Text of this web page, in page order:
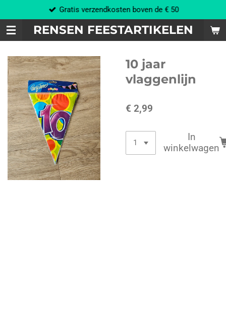
direct
naar
de
hoofdinhoud
RENSEN FEESTARTIKELEN
Gratis verzendkosten boven de € 50
10 jaar
vlaggenlijn
€ 2,99
In
winkelwagen